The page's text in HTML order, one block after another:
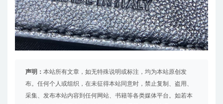
声明： 本站所有文章，如无特殊说明或标注，均为本站原创发
布。任何个人或组织，在未征得本站同意时，禁止复制、盗用、
采集、发布本站内容到任何网站、书籍等各类媒体平台。如若本